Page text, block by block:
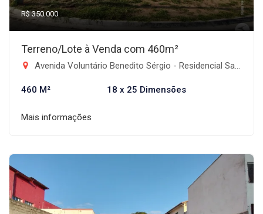
R$ 350.000
Terreno/Lote à Venda com 460m²
Avenida Voluntário Benedito Sérgio - Residencial Santa Izabel, Taubaté-SP
460 M² 18 x 25 Dimensões
Mais informações